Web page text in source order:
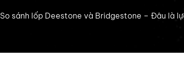
So sánh lốp Deestone và Bridgestone – Đâu là